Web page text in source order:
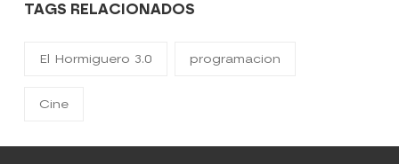
TAGS RELACIONADOS
El Hormiguero 3.0 programacion
Cine